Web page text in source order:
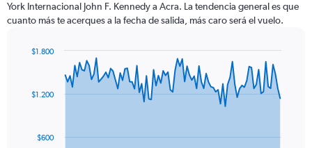
York Internacional John F. Kennedy a Acra. La tendencia general es que
cuanto más te acerques a la fecha de salida, más caro será el vuelo.
data
The$600
$1.200
$1.800